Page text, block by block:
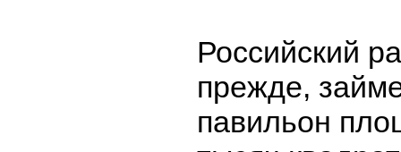
Российский
прежде,
павильон